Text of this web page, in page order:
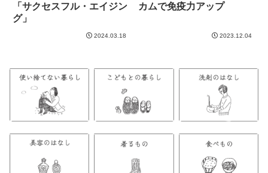
「サクセスフル・エイジン
グ」
2024.03.18
カムで免疫力アップ
2023.12.04